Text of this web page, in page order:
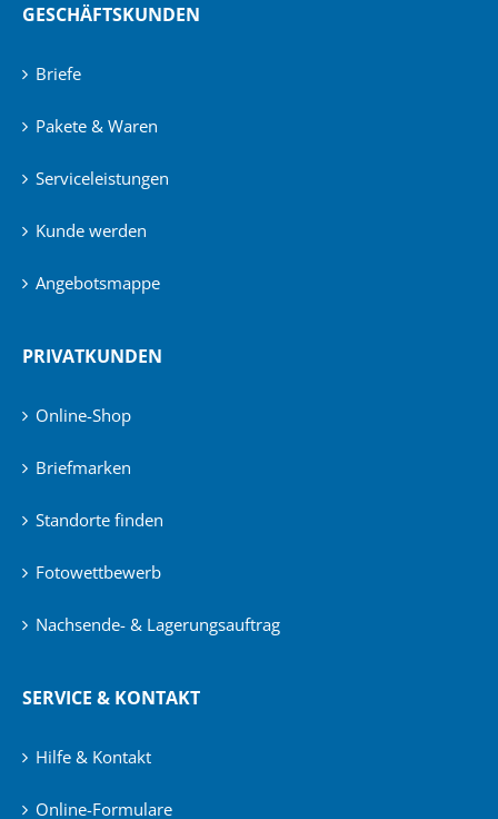
GESCHÄFTSKUNDEN
Briefe
Pakete & Waren
Serviceleistungen
Kunde werden
Angebotsmappe
PRIVATKUNDEN
Online-Shop
Briefmarken
Standorte finden
Fotowettbewerb
Nachsende- & Lagerungsauftrag
SERVICE & KONTAKT
Hilfe & Kontakt
Online-Formulare